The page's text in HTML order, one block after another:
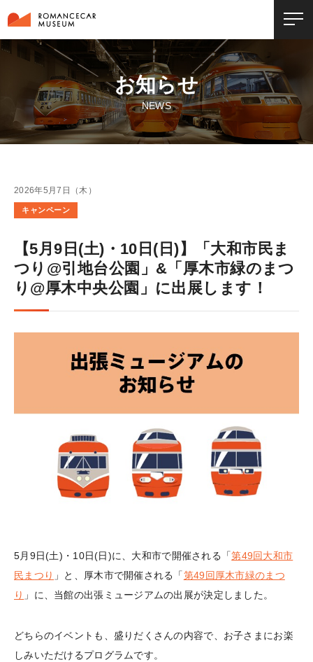
お知らせ
NEWS
2026年5月7日（木）
キャンペーン
【5月9日(土)・10日(日)】「大和市民ま
つり@引地台公園」&「厚木市緑のまつ
り@厚木中央公園」に出展します！
5月9日(土)・10日(日)に、大和市で開催される「第49回大和市
民まつり 」と、厚木市で開催される「第49回厚木市緑のまつ
り 」に、当館の出張ミュージアムの出展が決定しました。
どちらのイベントも、盛りだくさんの内容で、お子さまにお楽
しみいただけるプログラムです。